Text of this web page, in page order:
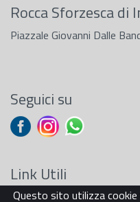
Rocca Sforzesca di
Piazzale Giovanni Dalle
Seguici su
Link Utili
Sostenitori
Questo sito utilizza